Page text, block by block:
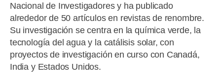
Nacional de Investigadores y ha publicado
alrededor de 50 artículos en revistas de renombre.
Su investigación se centra en la química verde, la
tecnología del agua y la catálisis solar, con
proyectos de investigación en curso con Canadá,
India y Estados Unidos.